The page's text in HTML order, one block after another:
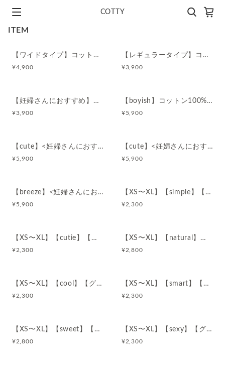
COTTY
ITEM
【ワイドタイプ】コットン100%レギンス
¥4,900
【レギュラータイプ】コットン100%レギンス
¥3,900
【妊婦さんにおすすめ】コットン100%マタニティレギンス
¥3,900
【boyish】コットン100%ダブルガーゼ部屋着パジャマ
¥5,900
【cute】<妊婦さんにおすすめ>コットン100%ダブルガーゼ部屋着マタニティパジャマ
¥5,900
【cute】<妊婦さんにおすすめ>コットン100%ダブルガーゼ部屋着マタニティワンピ
¥5,900
【breeze】<妊婦さんにおすすめ>コットン100%ダブルガーゼ部屋着マタニティワンピ
¥5,900
【XS〜XL】【simple】【グレージュ】コットン100%ショーツ
¥2,300
【XS〜XL】【cutie】【グレージュ】コットン100%ショーツ
¥2,300
【XS〜XL】【natural】【グレージュ】コットン100%ショーツ
¥2,800
【XS〜XL】【cool】【グレージュ】コットン100%ショーツ
¥2,300
【XS〜XL】【smart】【グレージュ】コットン100%ショーツ
¥2,300
【XS〜XL】【sweet】【グレージュ】コットン100%ショーツ
¥2,800
【XS〜XL】【sexy】【グレージュ】コットン100%ショーツ
¥2,300